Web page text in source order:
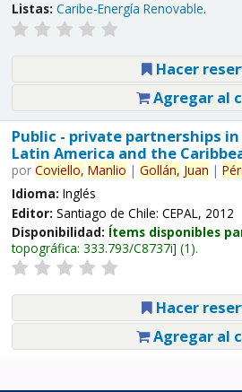
Listas: Caribe-Energía Renovable.
Hacer
Agregar al
Public - private partnerships
Latin America and the
por Coviello, Manlio | Gollán, Juan |
Idioma: Inglés
Editor: Santiago de Chile: CEPAL, 2012
Disponibilidad: Ítems disponibles
topográfica: 333.793/C8737i (1).
Hacer
Agregar al